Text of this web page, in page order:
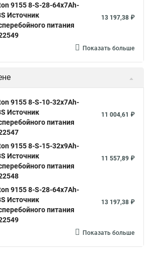
9155 8-S-28-64x7Ah-
Источник
питания
13 197,38 ₽
Показать больше
9155 8-S-10-32x7Ah-
Источник
питания
11 004,61 ₽
9155 8-S-15-32x9Ah-
Источник
питания
11 557,89 ₽
9155 8-S-28-64x7Ah-
Источник
питания
13 197,38 ₽
Показать больше